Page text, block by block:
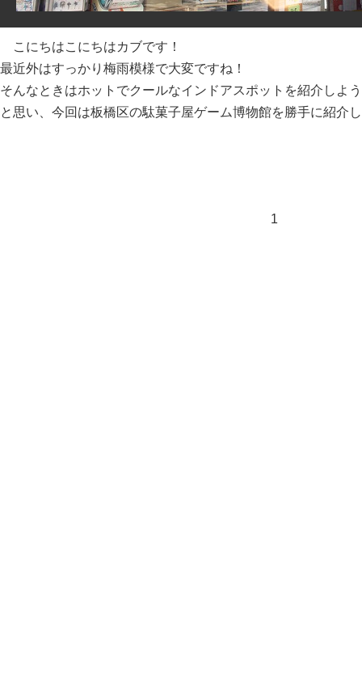
こにちはこにちはカブです！
最近外はすっかり梅雨模様で大変ですね！
そんなときはホットでクールなインドアスポットを紹介しよ
と思い、今回は板橋区の駄菓子屋ゲーム博物館を勝手に紹介
1